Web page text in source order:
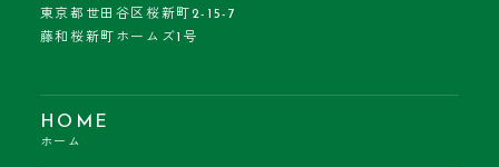
東京都世田谷区桜新町2-15-7
藤和桜新町ホームズ1号
HOME
ホーム